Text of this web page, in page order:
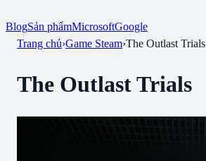
BlogSản phẩmMicrosoftGoogle
Trang chủ›Game Steam›The Outlast Trials
The Outlast Trials